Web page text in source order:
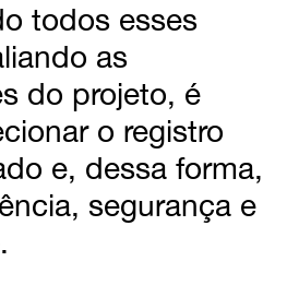
todos esses
as
do projeto, é
o registro
e, dessa forma,
segurança e